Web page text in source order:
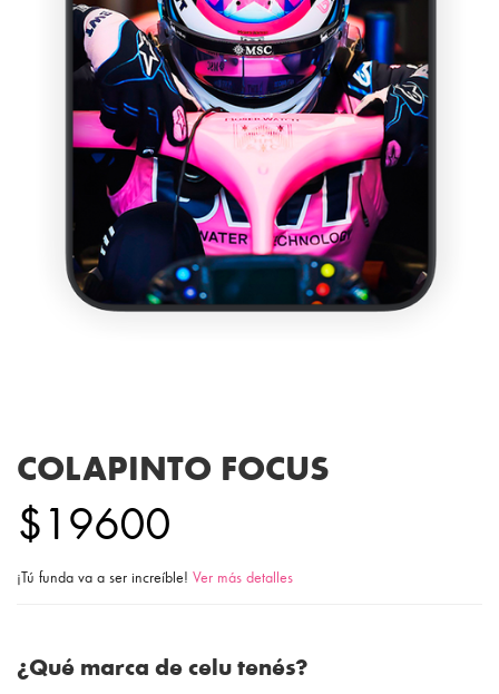
COLAPINTO FOCUS
$19600
¡Tú funda va a ser increíble! Ver más detalles
¿Qué marca de celu tenés?